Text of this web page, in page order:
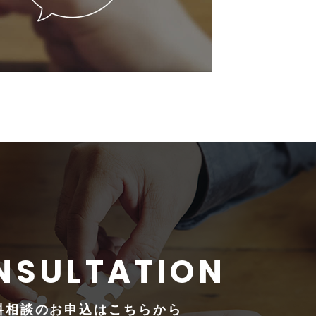
相談のお申込はこちらから